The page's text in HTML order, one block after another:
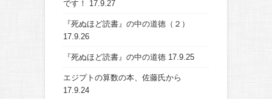
です！
17.9.27
『死ぬほど読書』の中の道徳（２）
17.9.26
『死ぬほど読書』の中の道徳 17.9.25
エジプトの算数の本、佐藤氏から
17.9.24